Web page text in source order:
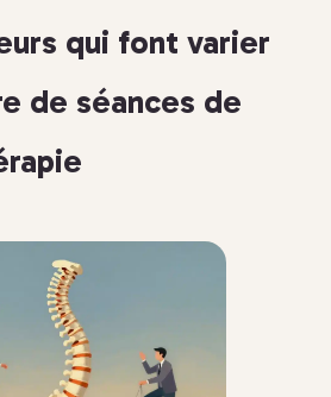
qui font varier
de séances de